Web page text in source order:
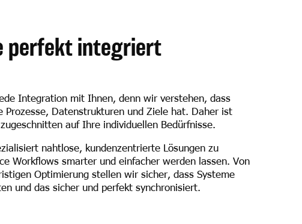
perfekt integriert
Integration mit Ihnen, denn wir verstehen, dass
Prozesse, Datenstrukturen und Ziele hat. Daher ist
auf Ihre individuellen Bedürfnisse.
nahtlose, kundenzentrierte Lösungen zu
Workflows smarter und einfacher werden lassen. Von
Optimierung stellen wir sicher, dass Systeme
und das sicher und perfekt synchronisiert.